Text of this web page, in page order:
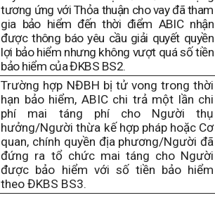
tương ứng với Thỏa thuận cho vay đã tham
gia bảo hiểm đến thời điểm ABIC nhận
được thông báo yêu cầu giải quyết quyền
lợi bảo hiểm nhưng không vượt quá số tiền
bảo hiểm của ĐKBS BS2.
Trường hợp NĐBH bị tử vong trong thời
hạn bảo hiểm, ABIC chi trả một lần chi
phí mai táng phí cho Người thụ
hưởng/Người thừa kế hợp pháp hoặc Cơ
quan, chính quyền địa phương/Người đã
đứng ra tổ chức mai táng cho Người
được bảo hiểm với số tiền bảo hiểm
theoĐKBS BS3.